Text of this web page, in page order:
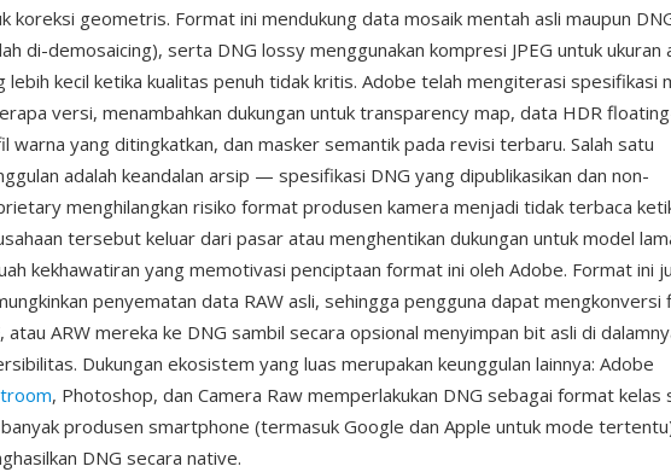
koreksi geometris. Format ini mendukung data mosaik mentah asli maupun
di-demosaicing), serta DNG lossy menggunakan kompresi JPEG untuk ukuran
lebih kecil ketika kualitas penuh tidak kritis. Adobe telah mengiterasi spesifikasi
versi, menambahkan dukungan untuk transparency map, data HDR
warna yang ditingkatkan, dan masker semantik pada revisi terbaru. Salah satu
adalah keandalan arsip — spesifikasi DNG yang dipublikasikan dan non-
menghilangkan risiko format produsen kamera menjadi tidak terbaca
tersebut keluar dari pasar atau menghentikan dukungan untuk model
kekhawatiran yang memotivasi penciptaan format ini oleh Adobe. Format ini
penyematan data RAW asli, sehingga pengguna dapat mengkonversi
atau ARW mereka ke DNG sambil secara opsional menyimpan bit asli di
Dukungan ekosistem yang luas merupakan keunggulan lainnya: Adobe
, Photoshop, dan Camera Raw memperlakukan DNG sebagai format kelas
produsen smartphone (termasuk Google dan Apple untuk mode
DNG secara native.